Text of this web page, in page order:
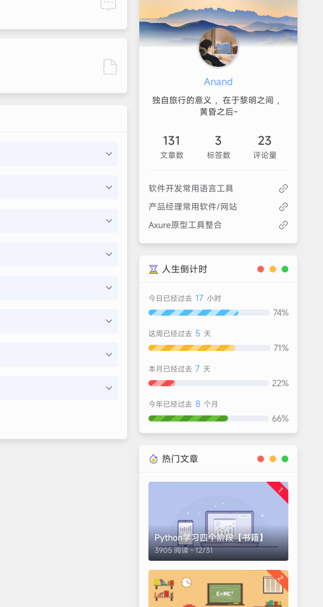
Anand
独自旅行的意义 ，在于黎明之间 ，
黄昏之后~
131
文章数
3
标签数
23
评论量
软件开发常用语言工具
产品经理常用软件/网站
Axure原型工具整合
人生倒计时
今日已经过去 17 小时
74%
这周已经过去 5 天
71%
本月已经过去 7 天
22%
今年已经过去 8 个月
66%
热门文章
1
Python学习四个阶段【书籍】
3905 阅读 - 12/31
2